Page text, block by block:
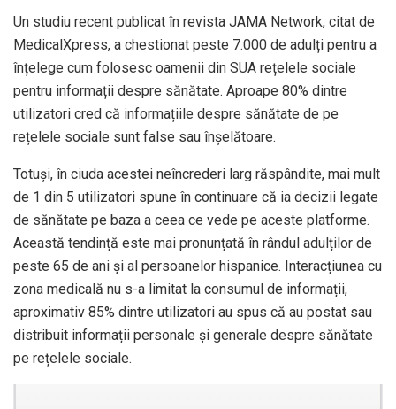
Un studiu recent publicat în revista JAMA Network, citat de
MedicalXpress, a chestionat peste 7.000 de adulți pentru a
înțelege cum folosesc oamenii din SUA rețelele sociale
pentru informații despre sănătate. Aproape 80% dintre
utilizatori cred că informațiile despre sănătate de pe
rețelele sociale sunt false sau înșelătoare.
Totuși, în ciuda acestei neîncrederi larg răspândite, mai mult
de 1 din 5 utilizatori spune în continuare că ia decizii legate
de sănătate pe baza a ceea ce vede pe aceste platforme.
Această tendință este mai pronunțată în rândul adulților de
peste 65 de ani și al persoanelor hispanice. Interacțiunea cu
zona medicală nu s-a limitat la consumul de informații,
aproximativ 85% dintre utilizatori au spus că au postat sau
distribuit informații personale și generale despre sănătate
pe rețelele sociale.